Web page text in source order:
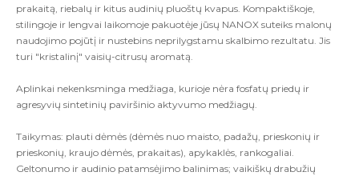
prakaitą, riebalų ir kitus audinių pluoštų kvapus. Kompaktiškoje,
stilingoje ir lengvai laikomoje pakuotėje jūsų NANOX suteiks malonų
naudojimo pojūtį ir nustebins neprilygstamu skalbimo rezultatu. Jis
turi "kristalinį" vaisių-citrusų aromatą.
Aplinkai nekenksminga medžiaga, kurioje nėra fosfatų priedų ir
agresyvių sintetinių paviršinio aktyvumo medžiagų.
Taikymas: plauti dėmės (dėmės nuo maisto, padažų, prieskonių ir
prieskonių, kraujo dėmės, prakaitas), apykaklės, rankogaliai.
Geltonumo ir audinio patamsėjimo balinimas; vaikiškų drabužių